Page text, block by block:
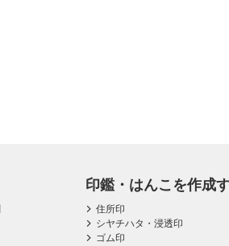
印鑑・はんこを作成
住所印
シヤチハタ・浸透印
ゴム印